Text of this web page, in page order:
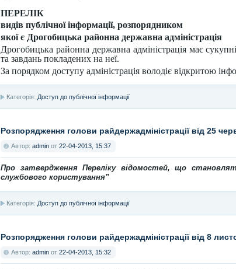
ПЕРЕЛІК
видів публічної інформації, розпорядником
якої є Дрогобицька районна державна адміністрація
Дрогобицька районна державна адміністрація має
та завдань покладених на неї.
За порядком доступу адміністрація володіє відкритою
Категорія: Доступ до публічної інформації
Розпорядження голови райдержадміністрації від 25
Автор: admin от 22-04-2013, 15:37
Про затвердження Переліку відомостей, що
службового користування”
Категорія: Доступ до публічної інформації
Розпорядження голови райдержадміністрації від 8
Автор: admin от 22-04-2013, 15:32